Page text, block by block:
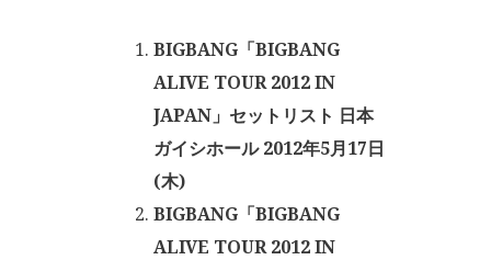
BIGBANG「BIGBANG
ALIVE TOUR 2012 IN
JAPAN」セットリスト 日本
ガイシホール 2012年5月17日
(木)
BIGBANG「BIGBANG
ALIVE TOUR 2012 IN